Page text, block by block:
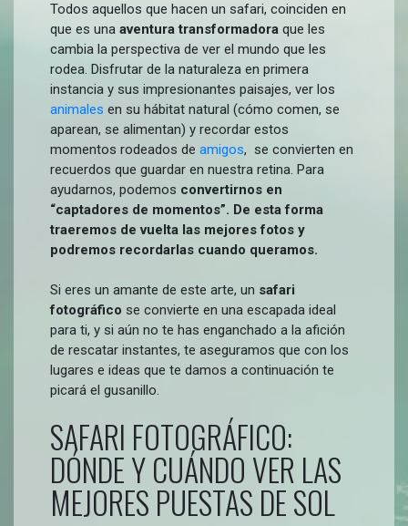
Todos aquellos que hacen un safari, coinciden en
que es una aventura transformadora que les
cambia la perspectiva de ver el mundo que les
rodea. Disfrutar de la naturaleza en primera
instancia y sus impresionantes paisajes, ver los
animales en su hábitat natural (cómo comen, se
aparean, se alimentan) y recordar estos
momentos rodeados de amigos, se convierten en
recuerdos que guardar en nuestra retina. Para
ayudarnos, podemos convertirnos en
“captadores de momentos”. De esta forma
traeremos de vuelta las mejores fotos y
podremos recordarlas cuando queramos.
Si eres un amante de este arte, un safari
fotográfico se convierte en una escapada ideal
para ti, y si aún no te has enganchado a la afición
de rescatar instantes, te aseguramos que con los
lugares e ideas que te damos a continuación te
picará el gusanillo.
SAFARI FOTOGRÁFICO:
DÓNDE Y CUÁNDO VER LAS
MEJORES PUESTAS DE SOL